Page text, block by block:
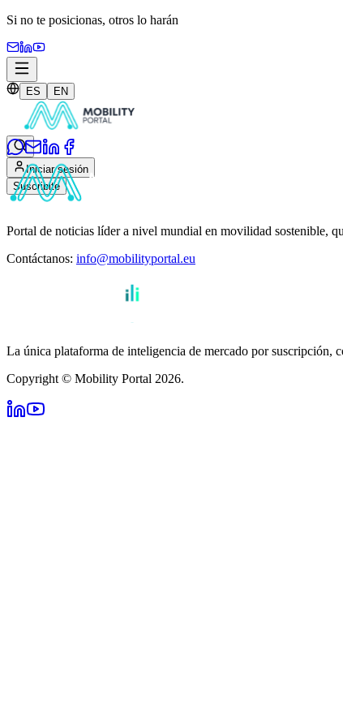
Si no te posicionas, otros lo harán
ES EN
Iniciar sesión
Suscribite
Portal de noticias líder a nivel mundial en movilidad sostenible,
Contáctanos: info@mobilityportal.eu
La única plataforma de inteligencia de mercado por suscripción,
Copyright © Mobility Portal 2026.